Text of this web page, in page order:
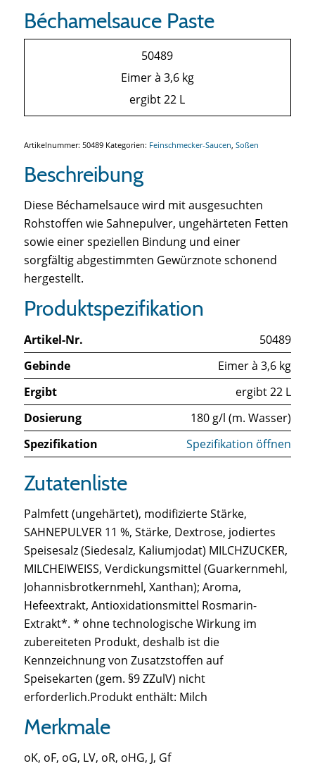
Béchamelsauce Paste
50489
Eimer à 3,6 kg
ergibt 22 L
Artikelnummer: 50489 Kategorien: Feinschmecker-Saucen Soßen
Beschreibung
Diese Béchamelsauce wird mit ausgesuchten
Rohstoffen wie Sahnepulver, ungehärteten Fetten
sowie einer speziellen Bindung und einer
sorgfältig abgestimmten Gewürznote schonend
hergestellt.
Produktspezifikation
Artikel-Nr.
50489
Gebinde
Eimer à 3,6 kg
Ergibt
ergibt 22 L
Dosierung
180 g/l (m. Wasser)
Spezifikation
Spezifikation öffnen
Zutatenliste
Palmfett (ungehärtet), modifizierte Stärke,
SAHNEPULVER 11 %, Stärke, Dextrose, jodiertes
Speisesalz (Siedesalz, Kaliumjodat) MILCHZUCKER,
MILCHEIWEISS, Verdickungsmittel (Guarkernmehl,
Johannisbrotkernmehl, Xanthan); Aroma,
Hefeextrakt, Antioxidationsmittel Rosmarin-
Extrakt*. * ohne technologische Wirkung im
zubereiteten Produkt, deshalb ist die
Kennzeichnung von Zusatzstoffen auf
Speisekarten (gem. §9 ZZulV) nicht
erforderlich.Produkt enthält: Milch
Merkmale
oK, oF, oG, LV, oR, oHG, J, Gf